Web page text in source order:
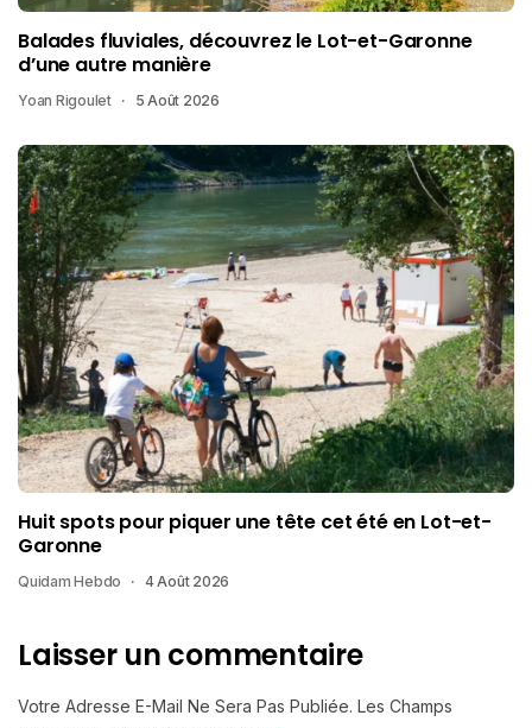
Balades fluviales, découvrez le Lot-et-Garonne
d’une autre manière
Yoan Rigoulet 5 Août 2026
Huit spots pour piquer une tête cet été en Lot-et-
Garonne
Quidam Hebdo 4 Août 2026
Laisser un commentaire
Votre Adresse E-Mail Ne Sera Pas Publiée. Les Champs